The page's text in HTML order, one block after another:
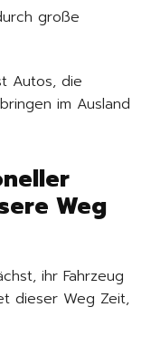
große
Autos, die
im Ausland
Weg
ihr Fahrzeug
dieser Weg Zeit,